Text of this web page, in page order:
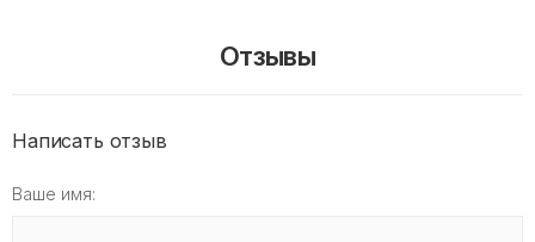
Отзывы
Написать отзыв
Ваше имя: